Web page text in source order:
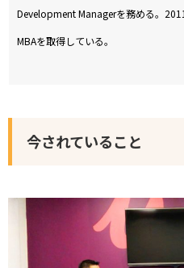
Development Managerを務める。
MBAを取得している。
今されていること